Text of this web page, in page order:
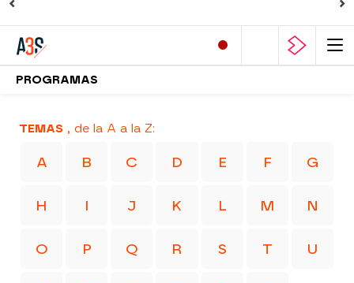
PROGRAMAS
TEMAS , de la A a la Z:
A B C D E F G
H I J K L M N
O P Q R S T U